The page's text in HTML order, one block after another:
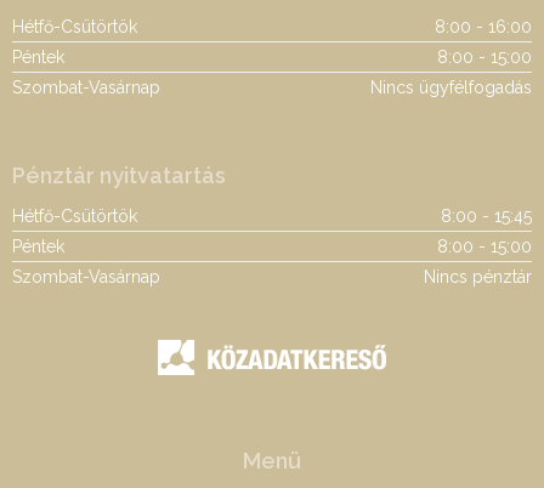
Hétfő-Csütörtök
8:00 - 16:00
Péntek
8:00 - 15:00
Szombat-Vasárnap
Nincs ügyfélfogadás
Pénztár nyitvatartás
Hétfő-Csütörtök
8:00 - 15:45
Péntek
8:00 - 15:00
Szombat-Vasárnap
Nincs pénztár
Menü